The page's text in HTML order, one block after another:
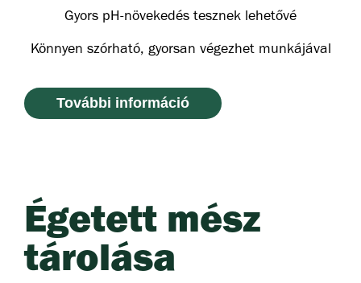
Gyors pH-növekedés tesznek lehetővé
Könnyen szórható, gyorsan végezhet munkájával
További információ
Égetett mész
tárolása